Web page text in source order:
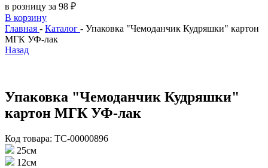
в розницу за 98 ₽
В корзину
Главная - Каталог - Упаковка "Чемоданчик Кудряшки" картон
МГК УФ-лак
Назад
Упаковка "Чемоданчик Кудряшки"
картон МГК УФ-лак
Код товара: ТС-00000896
25см
12см